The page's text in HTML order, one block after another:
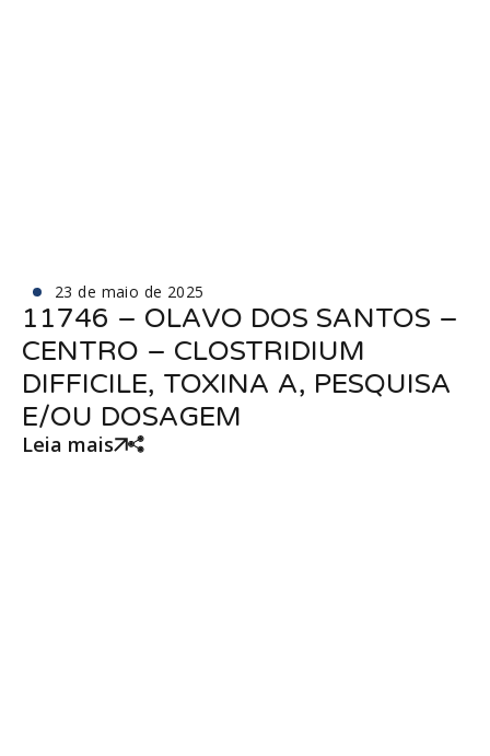
23 de maio de 2025
11746 – OLAVO DOS SANTOS –
CENTRO – CLOSTRIDIUM
DIFFICILE, TOXINA A, PESQUISA
E/OU DOSAGEM
Leia mais